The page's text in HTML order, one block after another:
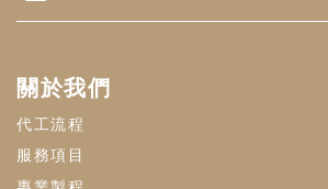
關於我們
代工流程
服務項目